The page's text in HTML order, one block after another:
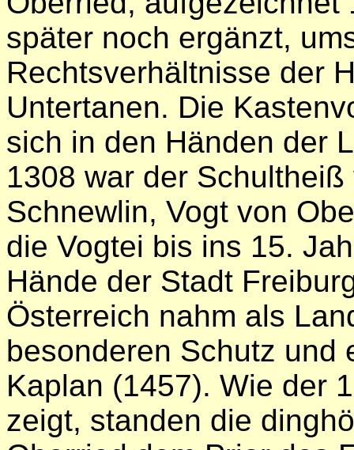
später noch ergänzt,
Rechtsverhältnisse der
Untertanen. Die
sich in den Händen der
1308 war der
Schnewlin, Vogt von
die Vogtei bis ins 15.
Hände der Stadt
Österreich nahm als
besonderen Schutz und
Kaplan (1457). Wie der
zeigt, standen die